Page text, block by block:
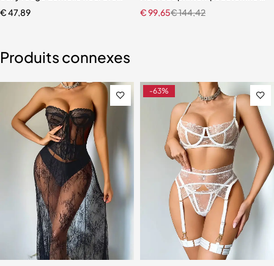
€47,89
€144,42
€99,65
Produits connexes
-63%